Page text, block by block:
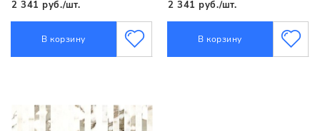
2 341 руб./шт.
В корзину
2 341 руб./шт.
В корзину